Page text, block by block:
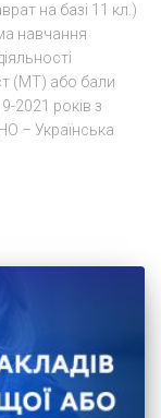
на базі 11 кл.)
навчання
(МТ) або бали
2021 років з
– Українська